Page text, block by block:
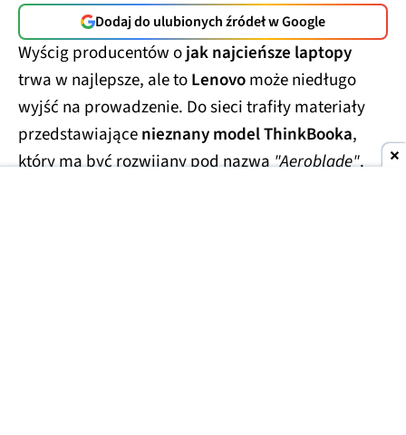
Dodaj do ulubionych źródeł w Google
Wyścig producentów ojak najcieńsze laptopy
trwa w najlepsze, ale toLenovomoże niedługo
wyjść na prowadzenie. Do sieci trafiły materiały
przedstawiającenieznany model ThinkBooka,
który ma być rozwijany pod nazwą"Aeroblade".